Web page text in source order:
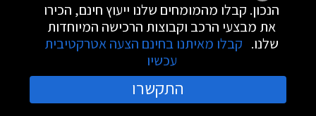
הנכון. קבלו מהמומחים שלנו ייעוץ חינם, הכירו
את מבצעי הרכב וקבוצות הרכישה המיוחדות
שלנו. קבלו מאיתנו בחינם הצעה אטרקטיבית
עכשיו
התקשרו